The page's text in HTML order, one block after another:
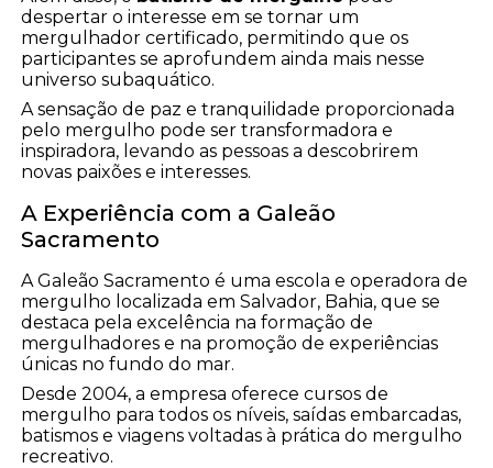
despertar o interesse em se tornar um
mergulhador certificado, permitindo que os
participantes se aprofundem ainda mais nesse
universo subaquático.
A sensação de paz e tranquilidade proporcionada
pelo mergulho pode ser transformadora e
inspiradora, levando as pessoas a descobrirem
novas paixões e interesses.
A Experiência com a Galeão
Sacramento
A Galeão Sacramento é uma escola e operadora de
mergulho localizada em Salvador, Bahia, que se
destaca pela excelência na formação de
mergulhadores e na promoção de experiências
únicas no fundo do mar.
Desde 2004, a empresa oferece cursos de
mergulho para todos os níveis, saídas embarcadas,
batismos e viagens voltadas à prática do mergulho
recreativo.